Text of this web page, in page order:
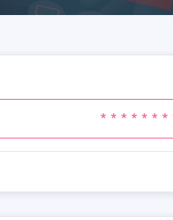
* * * * * * *